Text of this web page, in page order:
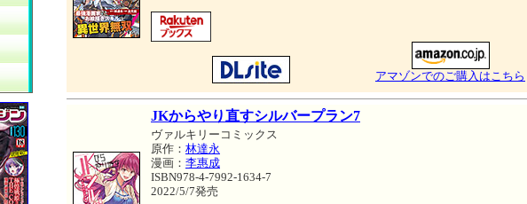
アマゾンでのご購入はこちら
JKからやり直すシルバープラン7
ヴァルキリーコミックス
原作： 林達永
漫画： 李惠成
ISBN978-4-7992-1634-7
2022/5/7発売